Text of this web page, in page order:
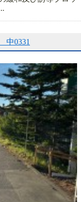
中0331